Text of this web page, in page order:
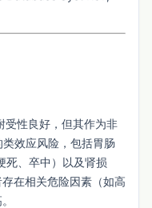
受性良好，但其作为非
效应风险，包括胃肠
死、卒中）以及肾损
在相关危险因素（如高